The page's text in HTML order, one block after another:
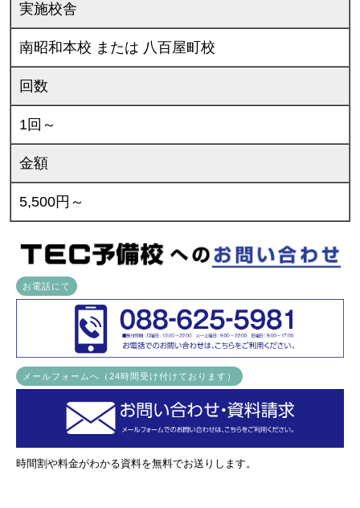
実施校舎
南昭和本校 または 八百屋町校
回数
1回～
金額
5,500円～
お電話にて
メールフォームへ（24時間受け付けております）
時間割や料金がわかる資料を無料でお送りします。